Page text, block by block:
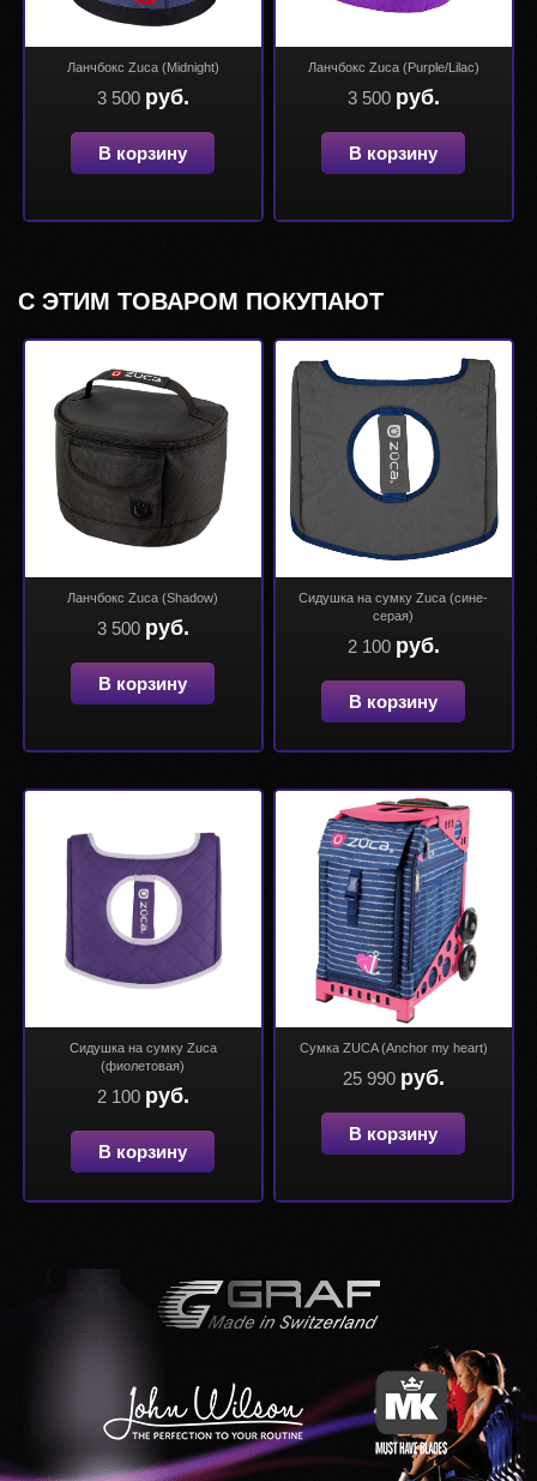
Ланчбокс Zuca (Midnight)
3 500 руб.
В корзину
Ланчбокс Zuca (Purple/Lilac)
3 500 руб.
В корзину
С ЭТИМ ТОВАРОМ ПОКУПАЮТ
Ланчбокс Zuca (Shadow)
3 500 руб.
В корзину
Сидушка на сумку Zuca (сине-
серая)
2 100 руб.
В корзину
Сидушка на сумку Zuca
(фиолетовая)
2 100 руб.
В корзину
Сумка ZUCA (Anchor my heart)
25 990 руб.
В корзину